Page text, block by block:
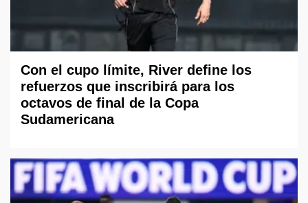
Con el cupo límite, River define los
refuerzos que inscribirá para los
octavos de final de la Copa
Sudamericana